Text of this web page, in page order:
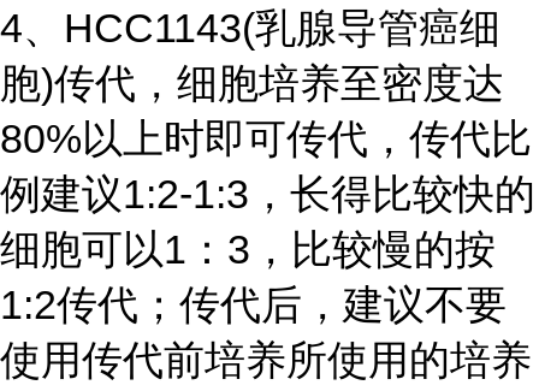
4、HCC1143(乳腺导管癌细
胞)传代，细胞培养至密度达
80%以上时即可传代，传代比
例建议1:2-1:3，长得比较快的
细胞可以1：3，比较慢的按
1:2传代；传代后，建议不要
使用传代前培养所使用的培养